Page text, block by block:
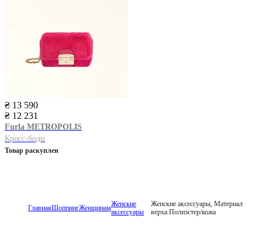
₴ 13 590
₴ 12 231
Furla METROPOLIS
Кросс-боди
Товар раскуплен
ГлавнаяШоппингЖенщинамЖенские
аксессуары
Женские аксессуары, Материал
верха Полиэстер/кожа